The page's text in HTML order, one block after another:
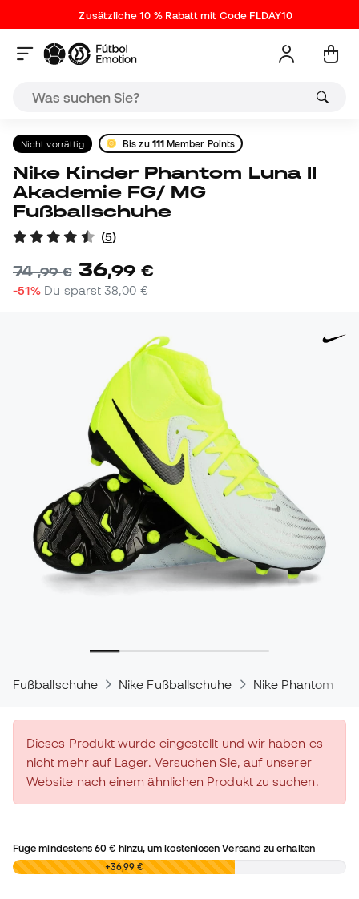
Zusätzliche 10 % Rabatt mit Code FLDAY10
Nicht vorrättig Bis zu 111Member Points
Nike Kinder Phantom Luna II
Akademie FG/ MG
Fußballschuhe
(5)
74,99 € 36,99 €
-51% Du sparst38,00 €
Fußballschuhe Nike Fußballschuhe Nike Phantom
Dieses Produkt wurde eingestellt und wir haben es
nicht mehr auf Lager. Versuchen Sie, auf unserer
Website nach einem ähnlichen Produkt zu suchen.
Füge mindestens60 € hinzu, um kostenlosen Versand zu erhalten
0,00 € +36,99 €